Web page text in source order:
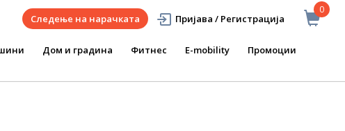
0
Следење на нарачката Пријава / Регистрација
Дом и градина Фитнес E-mobility Промоции